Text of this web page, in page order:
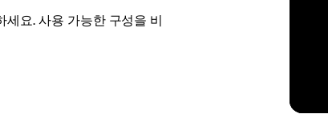
요. 사용 가능한 구성을 비